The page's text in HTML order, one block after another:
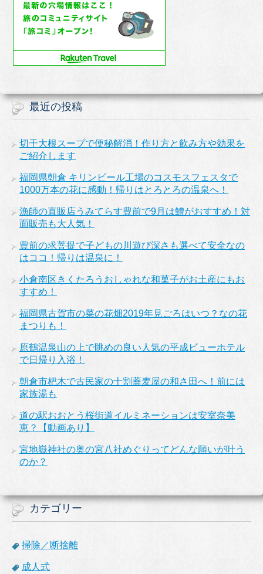
最近の投稿
切干大根スープで便秘解消！作り方と飲み方や効果を
ご紹介します
福岡県朝倉 キリンビール工場のコスモスフェスタで
1000万本の花に感動！帰りはとろとろの温泉へ！
漁師の直販店うみてらす豊前で9月は鱧がおすすめ！対
面販売も大人気！
豊前の求菩提で子どもの川遊び深さも選べて安全なの
はココ！帰りは温泉に！
小倉南区きくたろうおしゃれな和菓子がお土産にもお
すすめ！
福岡県古賀市の菜の花畑2019年見ごろはいつ？なの花
まつりも！
原鶴温泉山の上で眺めの良い人気の平成ビューホテル
で日帰り入浴！
朝倉市杷木で古民家の十割蕎麦屋の和さ田へ！前には
家族湯も
道の駅おおとう桜街道イルミネーションは安室奈美
恵？【動画あり】
宮地嶽神社の奥の宮八社めぐりってどんな願いが叶う
のか？
カテゴリー
掃除／断捨離
成人式